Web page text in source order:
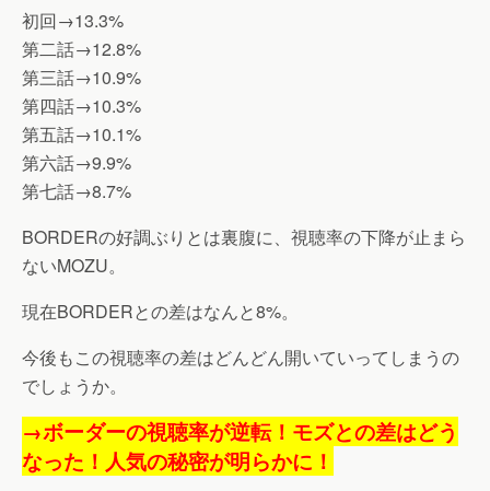
初回→13.3%
第二話→12.8%
第三話→10.9%
第四話→10.3%
第五話→10.1%
第六話→9.9%
第七話→8.7%
BORDERの好調ぶりとは裏腹に、視聴率の下降が止まら
ないMOZU。
現在BORDERとの差はなんと8%。
今後もこの視聴率の差はどんどん開いていってしまうの
でしょうか。
→ボーダーの視聴率が逆転！モズとの差はどう
なった！人気の秘密が明らかに！